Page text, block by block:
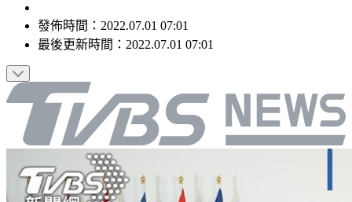
發佈時間： 2022.07.01 07:01
最後更新時間： 2022.07.01 07:01